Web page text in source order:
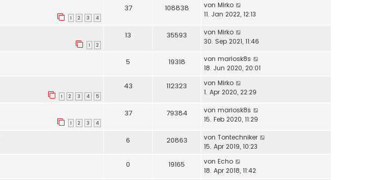
1 2 3 4
37 108838 von Mirko
11. Jan 2022, 12:13
1 2
13 35593 von Mirko
30. Sep 2021, 11:46
5 19318 von mariosk8s
18. Jun 2020, 20:01
1 2 3 4 5
43 112323 von Mirko
1. Apr 2020, 22:29
1 2 3 4
37 79384 von mariosk8s
15. Feb 2020, 11:29
6 20863 von Tontechniker
15. Apr 2019, 10:23
0 19165 von Echo
18. Apr 2018, 11:42